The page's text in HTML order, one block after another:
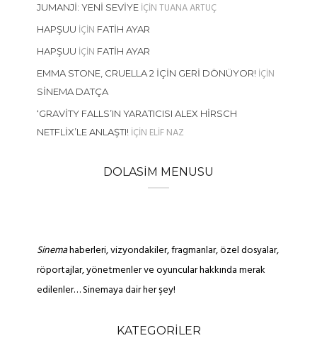
JUMANJI: YENI SEVIYEIÇINTUANA ARTUÇ
HAPŞUU IÇIN FATIH AYAR
HAPŞUU IÇIN FATIH AYAR
EMMA STONE, CRUELLA 2 İÇIN GERI DÖNÜYOR!IÇIN
SINEMA DATÇA
‘GRAVITY FALLS’IN YARATICISI ALEX HIRSCH
NETFLIX’LE ANLAŞTI!IÇIN ELIF NAZ
DOLASIM MENUSU
Sinemahaberleri, vizyondakiler, fragmanlar, özel dosyalar,
röportajlar, yönetmenler ve oyuncular hakkında merak
edilenler… Sinemaya dair her şey!
KATEGORILER